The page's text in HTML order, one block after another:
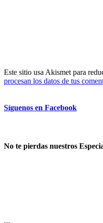
Este sitio usa Akismet para
procesan los datos de tus
Síguenos en Facebook
No te pierdas nuestros